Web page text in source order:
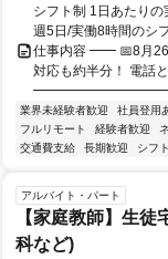
シフト制 1日あたり
週5日/実働8時間のシ
仕事内容 ━━ 📅8月
対応も約半分！ 電話
業界未経験者歓迎 社員登用
フルリモート
経験者歓迎
交通費支給
長期歓迎 シフ
アルバイト・パート
【家庭教師】生
科など)